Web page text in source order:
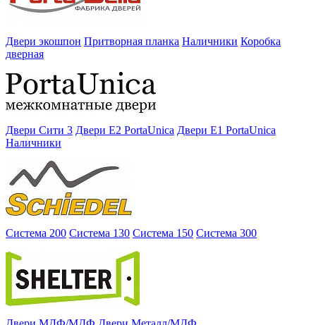
Двери экошпон Притворная планка Наличники Коробка
дверная
Двери Сити 3 Двери E2 PortaUnica Двери E1 PortaUnica
Наличники
Система 200 Система 130 Система 150 Система 300